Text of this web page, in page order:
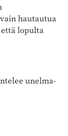
hautautua
lopulta
unelma-